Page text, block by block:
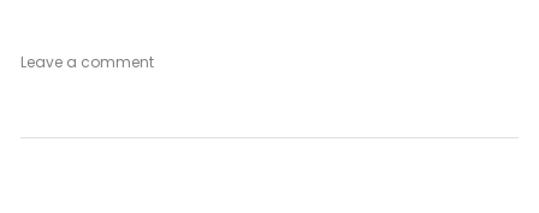
Leave a commenton